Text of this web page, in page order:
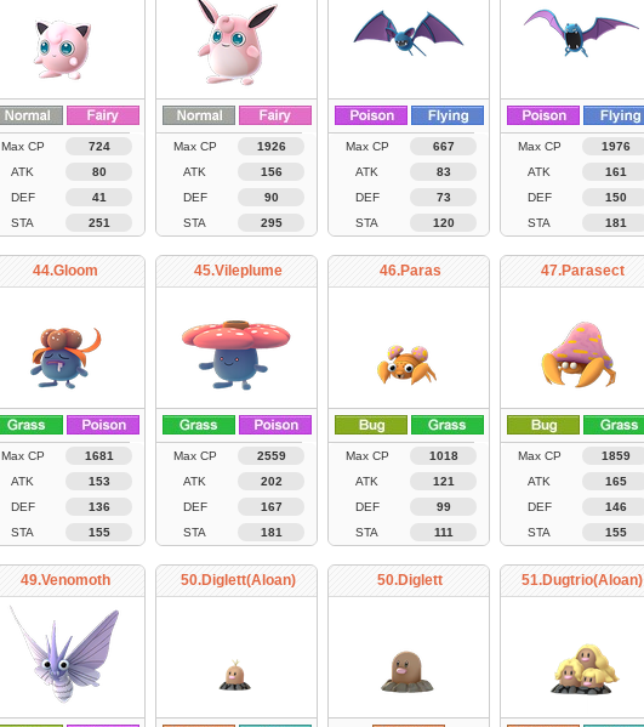
Max CP
724
ATK
80
DEF
41
STA
251
Max CP
1926
ATK
156
DEF
90
STA
295
Max CP
667
ATK
83
DEF
73
STA
120
Max CP
1976
ATK
161
DEF
150
STA
181
44.Gloom
Max CP
1681
ATK
153
DEF
136
STA
155
45.Vileplume
Max CP
2559
ATK
202
DEF
167
STA
181
46.Paras
Max CP
1018
ATK
121
DEF
99
STA
111
47.Parasect
Max CP
1859
ATK
165
DEF
146
STA
155
49.Venomoth 50.Diglett(Aloan) 50.Diglett 51.Dugtrio(Aloan)